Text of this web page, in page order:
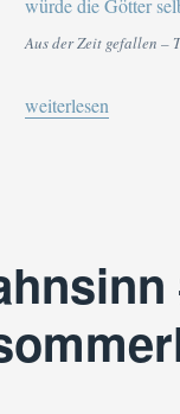
Aus der Zeit gefallen –
„#Autorenwahnsinn
weiterlesen